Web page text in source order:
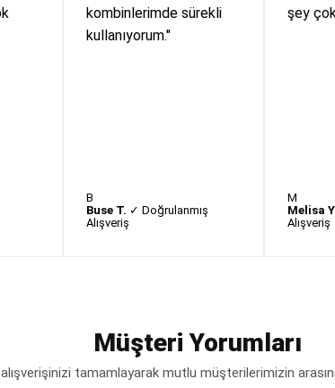
kombinlerimde sürekli
kullanıyorum."
B
Buse T. ✓ Doğrulanmış
Alışveriş
şey
M
Melisa
Alışveriş
Müşteri Yorumları
tamamlayarak mutlu müşterilerimizin